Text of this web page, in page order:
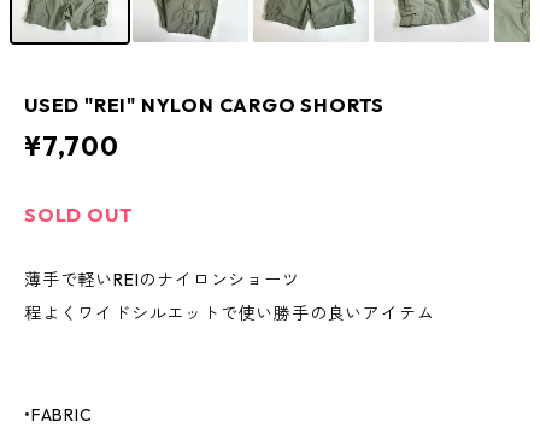
USED "REI" NYLON CARGO SHORTS
¥7,700
SOLD OUT
薄手で軽いREIのナイロンショーツ
程よくワイドシルエットで使い勝手の良いアイテム
•FABRIC